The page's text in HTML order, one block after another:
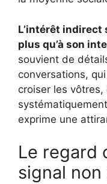
L’intérêt indirect
plus qu’à son
souvient de
conversations,
croiser les
exprime une
Le regard
signal